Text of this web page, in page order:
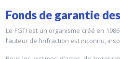
Fonds de garantie
Le FGTI est un organisme créé en
l’auteur de l’infraction est inconnu,